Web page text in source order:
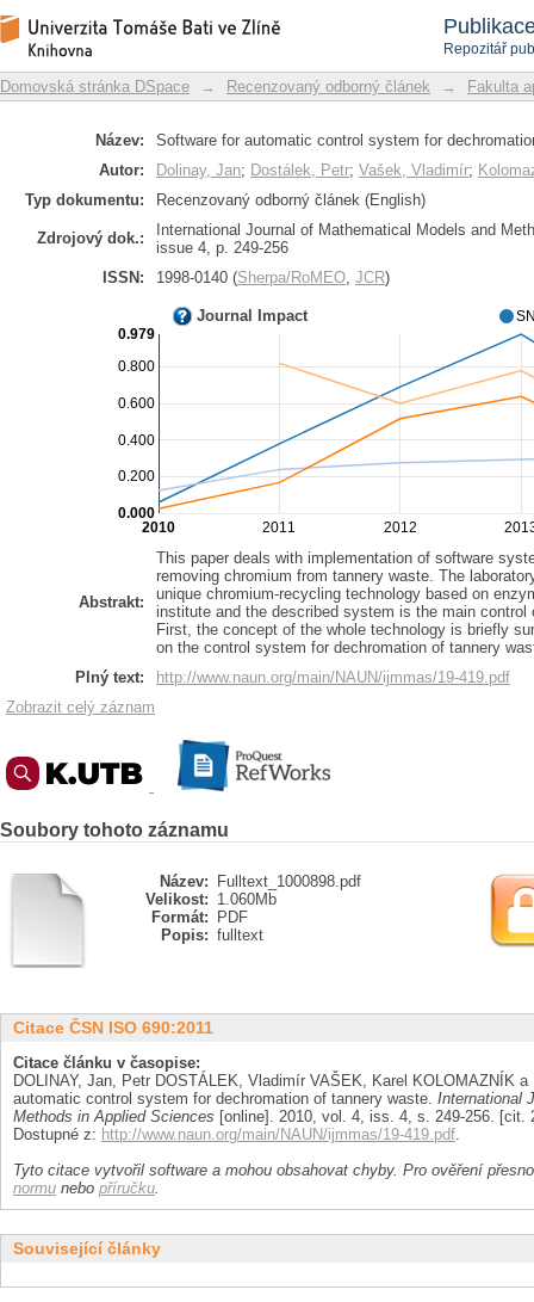
Repozitář
Software for automatic control
Repozitář DSpace/Manakin
Domovská stránka DSpace → Recenzovaný odborný článek → Fakulta
Název:
Software for automatic control system for
Autor:
Dolinay, Jan; Dostálek, Petr; Vašek, Vladimír;
Typ dokumentu:
Recenzovaný odborný článek (English)
Zdrojový dok.:
International Journal of Mathematical Models and
issue 4, p. 249-256
ISSN:
1998-0140 (Sherpa/RoMEO, JCR)
Journal Impact
2011 2012
2010
0.200
0.400
0.600
0.800
0.000
0.979
Abstrakt:
This paper deals with implementation of software
removing chromium from tannery waste. The
unique chromium-recycling technology based on
institute and the described system is the main
First, the concept of the whole technology is briefly
on the control system for dechromation of tannery
Plný text:
http://www.naun.org/main/NAUN/ijmmas/19-419.pdf
Zobrazit celý záznam
Soubory tohoto záznamu
Název:
Fulltext_1000898.pdf
Velikost: 1.060Mb
Formát:
PDF
Popis: fulltext
Citace ČSN ISO 690:2011
Citace článku v časopise:
DOLINAY, Jan, Petr DOSTÁLEK, Vladimír VAŠEK, Karel KOLOMAZNÍK
automatic control system for dechromation of tannery waste. International
Methods in Applied Sciences [online]. 2010, vol. 4, iss. 4, s. 249-256. [cit.
Dostupné z: http://www.naun.org/main/NAUN/ijmmas/19-419.pdf.
Tyto citace vytvořil software a mohou obsahovat chyby. Pro ověření
normu nebo příručku.
Související články